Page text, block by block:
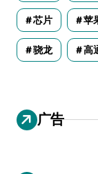
芯片 苹
骁龙 高
广告